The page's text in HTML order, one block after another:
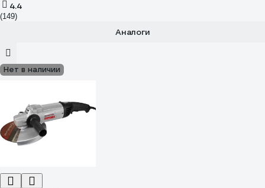
4.4
(149)
Аналоги
Нет в наличии